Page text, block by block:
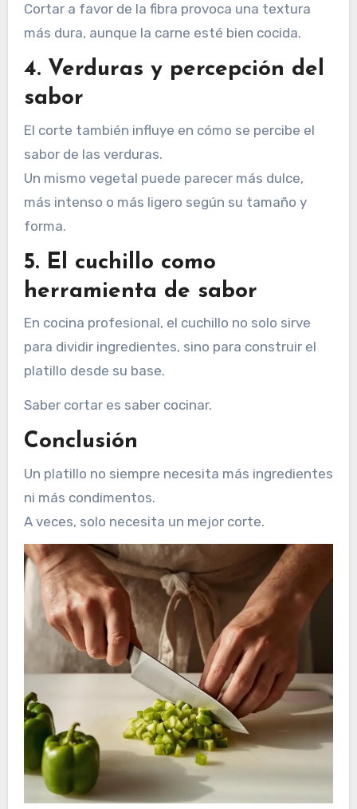
Cortar a favor de la fibra provoca una textura
más dura, aunque la carne esté bien cocida.
4. Verduras y percepción del
sabor
El corte también influye en cómo se percibe el
sabor de las verduras.
Un mismo vegetal puede parecer más dulce,
más intenso o más ligero según su tamaño y
forma.
5. El cuchillo como
herramienta de sabor
En cocina profesional, el cuchillo no solo sirve
para dividir ingredientes, sino para construir el
platillo desde su base.
Saber cortar es saber cocinar.
Conclusión
Un platillo no siempre necesita más ingredientes
ni más condimentos.
A veces, solo necesita un mejor corte.